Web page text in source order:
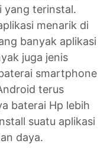
yang terinstal.
menarik di
banyak aplikasi
juga jenis
smartphone
terus
baterai Hp lebih
suatu aplikasi
daya.